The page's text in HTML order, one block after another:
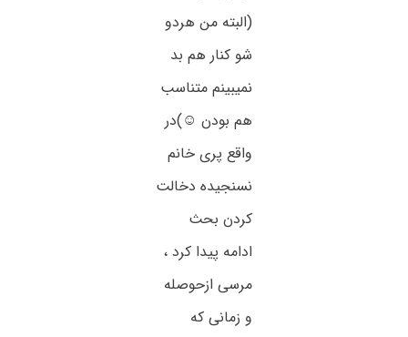
(البته من هردو
شو کنار هم بد
نمیبینم متناسب
هم بودن ⁦☺️⁩)در
واقع پری خانم
نسنجیده دخالت
کردن بحث
ادامه پیدا کرد ،
مرسی ازحوصله
و زمانی که